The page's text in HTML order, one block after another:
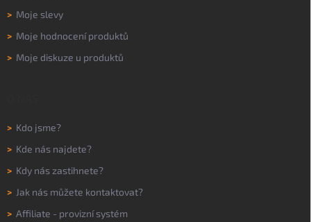
> Moje slevy
> Moje hodnocení produktů
> Moje diskuze u produktů
> Kdo jsme?
> Kde nás najdete?
> Kdy nás zastihnete?
> Jak nás můžete kontaktovat?
> Affiliate - provizní systém